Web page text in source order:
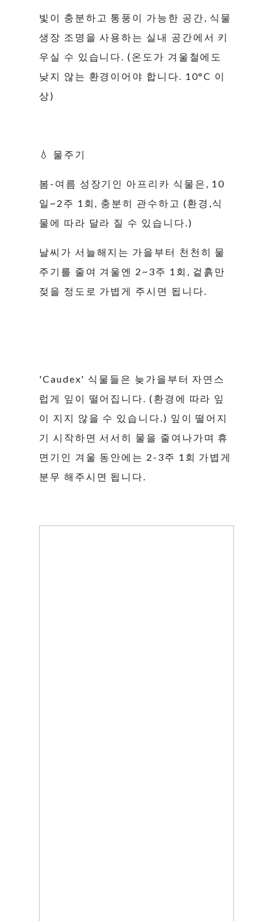
빛이 충분하고 통풍이 가능한 공간, 식물
생장 조명을 사용하는 실내 공간에서 키
우실 수 있습니다. (온도가 겨울철에도
낮지 않는 환경이어야 합니다. 10°C 이
상)
💧 물주기
봄-여름 성장기인 아프리카 식물은, 10
일~2주 1회, 충분히 관수하고 (환경,식
물에 따라 달라 질 수 있습니다.)
날씨가 서늘해지는 가을부터 천천히 물
주기를 줄여 겨울엔 2~3주 1회, 겉흙만
젖을 정도로 가볍게 주시면 됩니다.
'Caudex' 식물들은 늦가을부터 자연스
럽게 잎이 떨어집니다. (환경에 따라 잎
이 지지 않을 수 있습니다.) 잎이 떨어지
기 시작하면 서서히 물을 줄여나가며 휴
면기인 겨울 동안에는 2-3주 1회 가볍게
분무 해주시면 됩니다.